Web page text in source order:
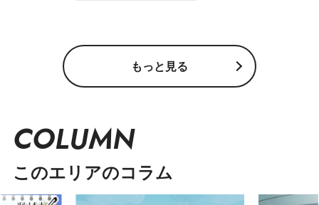
もっと見る
COLUMN
このエリアのコラム